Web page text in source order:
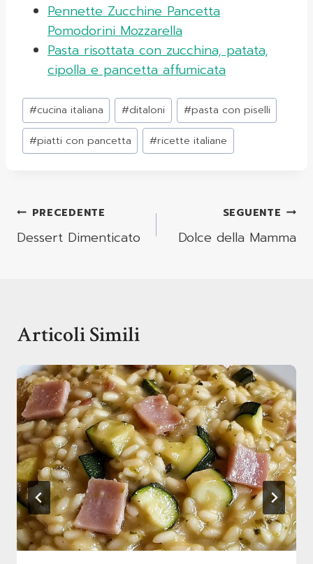
Pennette Zucchine Pancetta
Pomodorini Mozzarella
Pasta risottata con zucchina, patata,
cipolla e pancetta affumicata
Tag
articolo:
#cucina italiana #ditaloni #pasta con piselli
#piatti con pancetta #ricette italiane
Navigazione
Articoli
PRECEDENTE
Dessert Dimenticato
SEGUENTE
Dolce della Mamma
Articoli Simili